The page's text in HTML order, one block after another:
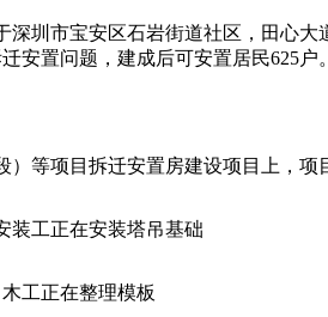
圳市宝安区石岩街道社区，田心大
安置问题，建成后可安置居民625
等项目拆迁安置房建设项目上，
装工正在安装塔吊基础
木工正在整理模板